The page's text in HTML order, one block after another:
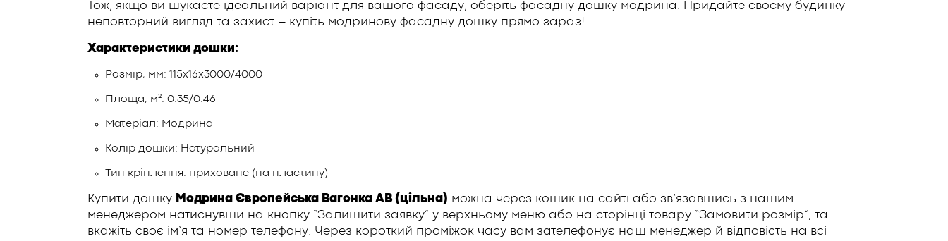
Тож, якщо ви шукаєте ідеальний варіант для вашого фасаду, оберіть фасадну дошку модрина. Придайте своєму будинку
неповторний вигляд та захист – купіть модринову фасадну дошку прямо зараз!
Характеристики дошки:
Розмір, мм: 115х16х3000/4000
Площа, м²: 0.35/0.46
Матеріал: Модрина
Колір дошки: Натуральний
Тип кріплення: приховане (на пластину)
Купити дошку Модрина Європейська Вагонка АВ (цільна) можна через кошик на сайті або зв’язавшись з нашим
менеджером натиснувши на кнопку “Залишити заявку” у верхньому меню або на сторінці товару “Замовити розмір”, та
вкажіть своє ім’я та номер телефону. Через короткий проміжок часу вам зателефонує наш менеджер й відповість на всі